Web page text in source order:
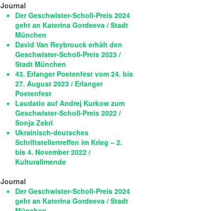
Journal
Der Geschwister-Scholl-Preis 2024
geht an Katerina Gordeeva / Stadt
München
David Van Reybrouck erhält den
Geschwister-Scholl-Preis 2023 /
Stadt München
43. Erlanger Poetenfest vom 24. bis
27. August 2023 / Erlanger
Poetenfest
Laudatio auf Andrej Kurkow zum
Geschwister-Scholl-Preis 2022 /
Sonja Zekri
Ukrainisch-deutsches
Schriftstellertreffen im Krieg – 2.
bis 4. November 2022 /
Kulturallmende
Journal
Der Geschwister-Scholl-Preis 2024
geht an Katerina Gordeeva / Stadt